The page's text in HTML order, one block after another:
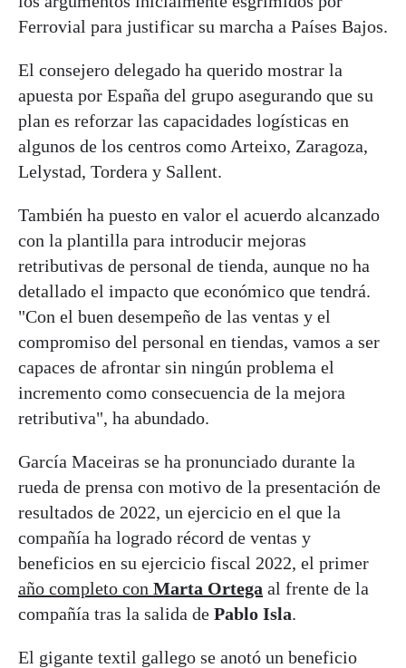
Ferrovial para justificar su marcha a Países Bajos.
El consejero delegado ha querido mostrar la
apuesta por España del grupo asegurando que su
plan es reforzar las capacidades logísticas en
algunos de los centros como Arteixo, Zaragoza,
Lelystad, Tordera y Sallent.
También ha puesto en valor el acuerdo alcanzado
con la plantilla para introducir mejoras
retributivas de personal de tienda, aunque no ha
detallado el impacto que económico que tendrá.
"Con el buen desempeño de las ventas y el
compromiso del personal en tiendas, vamos a ser
capaces de afrontar sin ningún problema el
incremento como consecuencia de la mejora
retributiva", ha abundado.
García Maceiras se ha pronunciado durante la
rueda de prensa con motivo de la presentación de
resultados de 2022, un ejercicio en el que la
compañía ha logrado récord de ventas y
beneficios en su ejercicio fiscal 2022, el primer
año completo con Marta Ortega al frente de la
compañía tras la salida de Pablo Isla.
El gigante textil gallego se anotó un beneficio